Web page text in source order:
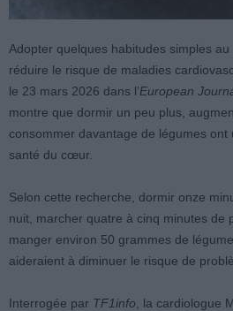
Adopter quelques habitudes simples
réduire le risque de maladies
le 23 mars 2026 dans l’European
montre que dormir un peu plus,
consommer davantage de légumes
santé du cœur.
Selon cette recherche, dormir onze
nuit, marcher quatre à cinq minutes de
manger environ 50 grammes de
aideraient à diminuer le risque de
Interrogée par TF1info , la cardiologue